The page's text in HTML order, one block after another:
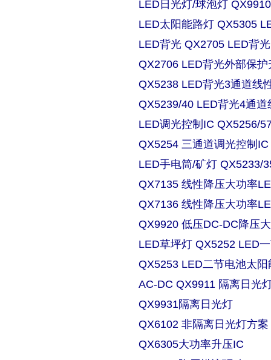
LED日光灯/球泡灯
LED太阳能路灯 QX5305
LED背光 QX2705 LED背
QX2706 LED背光外部保
QX5238 LED背光3通道线
QX5239/40 LED背光4通
LED调光控制IC QX5256/
QX5254 三通道调光控制
LED手电筒/矿灯 QX5233/
QX7135 线性降压大功率
QX7136 线性降压大功率
QX9920 低压DC-DC降压
LED草坪灯 QX5252 LED
QX5253 LED二节电池太
AC-DC QX9911 隔离日光
QX9931隔离日光灯
QX6102 非隔离日光灯方案
QX6305大功率升压IC